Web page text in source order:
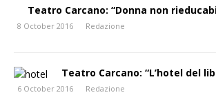
Teatro Carcano: “Donna non
8 October 2016 Redazione
Teatro Carcano: “L’hotel del
6 October 2016 Redazione